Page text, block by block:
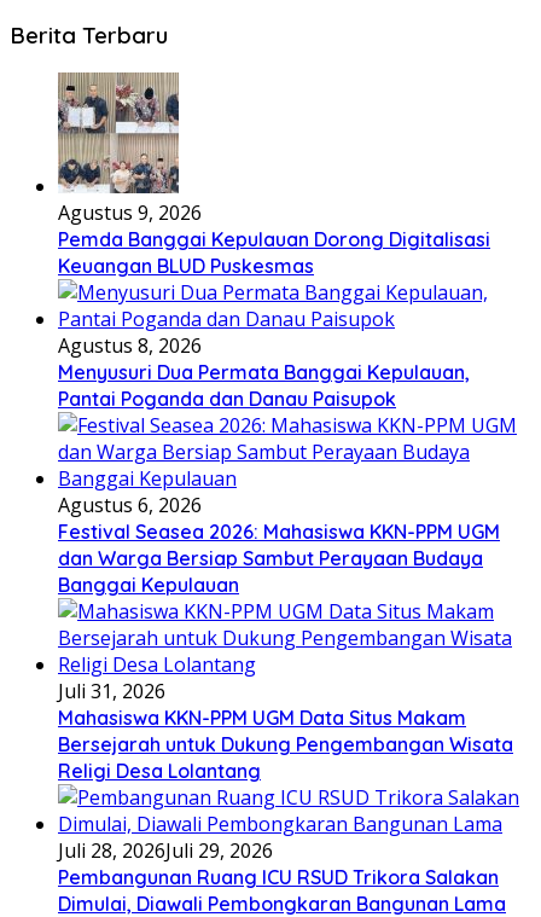
Berita Terbaru
Agustus 9, 2026
Pemda Banggai Kepulauan Dorong Digitalisasi
Keuangan BLUD Puskesmas
Agustus 8, 2026
Menyusuri Dua Permata Banggai Kepulauan,
Pantai Poganda dan Danau Paisupok
Agustus 6, 2026
Festival Seasea 2026: Mahasiswa KKN-PPM UGM
dan Warga Bersiap Sambut Perayaan Budaya
Banggai Kepulauan
Juli 31, 2026
Mahasiswa KKN-PPM UGM Data Situs Makam
Bersejarah untuk Dukung Pengembangan Wisata
Religi Desa Lolantang
Juli 28, 2026Juli 29, 2026
Pembangunan Ruang ICU RSUD Trikora Salakan
Dimulai, Diawali Pembongkaran Bangunan Lama